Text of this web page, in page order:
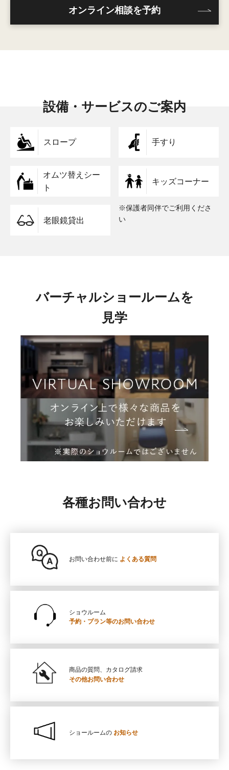
オンライン相談を予約
設備・サービスのご案内
スロープ 手すり
オムツ替えシー
ト
キッズコーナー
※保護者同伴でご利用くださ
い
老眼鏡貸出
バーチャルショールームを
見学
各種お問い合わせ
お問い合わせ前に よくある質問
ショウルーム
予約・プラン等のお問い合わせ
商品の質問、カタログ請求
その他お問い合わせ
ショールームの お知らせ